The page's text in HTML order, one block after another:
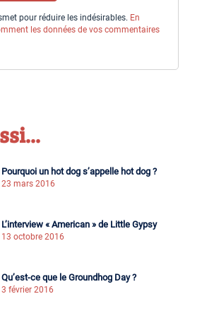
pour réduire les indésirables. En
les données de vos commentaires
Pourquoi un hot dog s’appelle hot dog ?
23 mars 2016
L’interview « American » de Little Gypsy
13 octobre 2016
Qu’est-ce que le Groundhog Day ?
3 février 2016